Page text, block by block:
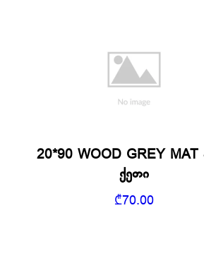
20*90 WOOD GREY
ქეთი
₾70.00